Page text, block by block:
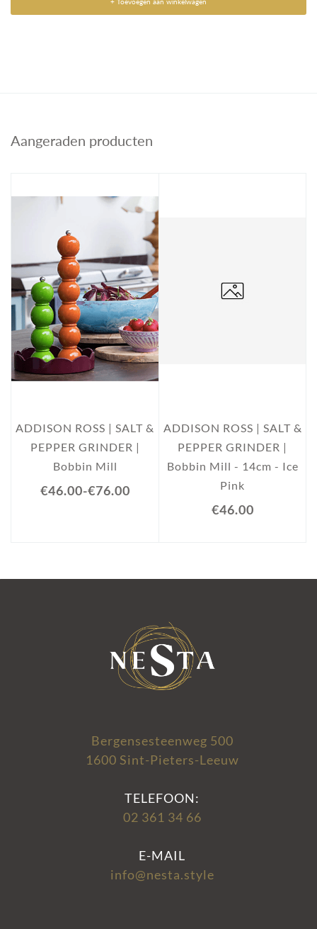
Aangeraden producten
ADDISON ROSS | SALT &
PEPPER GRINDER |
Bobbin Mill
€46.00-€76.00
ADDISON ROSS | SALT &
PEPPER GRINDER |
Bobbin Mill - 14cm - Ice
Pink
€46.00
Bergensesteenweg 500
1600 Sint-Pieters-Leeuw
TELEFOON:
02 361 34 66
E-MAIL
info@nesta.style